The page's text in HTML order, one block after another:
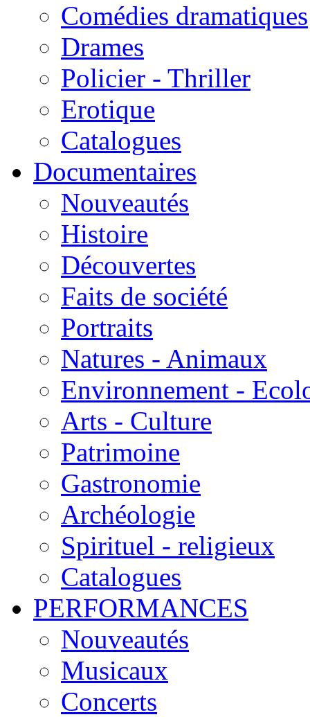
Comédies dramatiques
Drames
Policier - Thriller
Erotique
Catalogues
Documentaires
Nouveautés
Histoire
Découvertes
Faits de société
Portraits
Natures - Animaux
Environnement -
Arts - Culture
Patrimoine
Gastronomie
Archéologie
Spirituel - religieux
Catalogues
PERFORMANCES
Nouveautés
Musicaux
Concerts